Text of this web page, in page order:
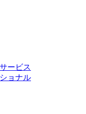
ービス
ョナル